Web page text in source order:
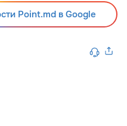
Point.md в Google